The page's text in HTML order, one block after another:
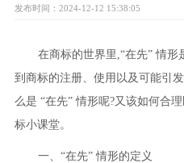
发布时间：2024-12-12 15:38:05
在商标的世界里,“在先” 情
到商标的注册、使用以及可能引
么是 “在先” 情形呢?又该如何合
标小课堂。
一、“在先” 情形的定义